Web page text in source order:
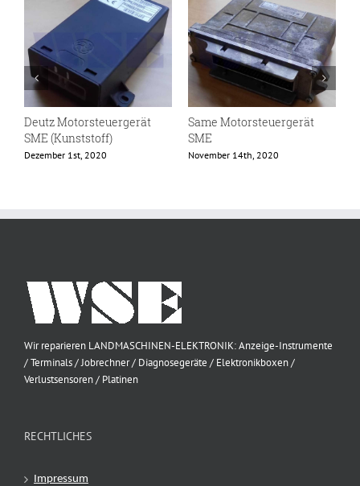
Deutz Motorsteuergerät
SME (Kunststoff)
Dezember 1st, 2020
Same Motorsteuergerät
SME
November 14th, 2020
Wir reparieren LANDMASCHINEN-ELEKTRONIK: Anzeige-Instrumente
/ Terminals / Jobrechner / Diagnosegeräte / Elektronikboxen /
Verlustsensoren / Platinen
RECHTLICHES
Impressum